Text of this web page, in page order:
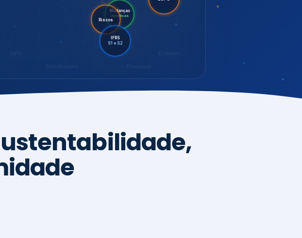
Mudanças
Climáticas
Riscos
IFRS
S1 e S2